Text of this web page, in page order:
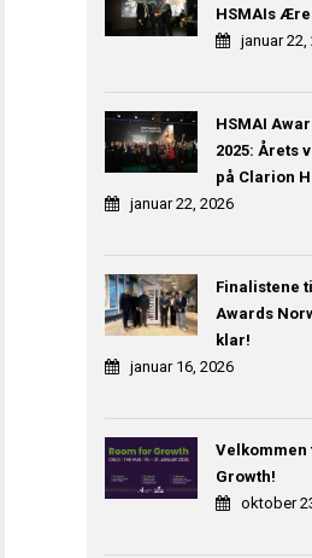
HSMAIs
januar 22,
HSMAI
2025: Årets
på Clarion
januar 22, 2026
Finalistene
Awards
klar!
januar 16, 2026
Velkommen
Growth!
oktober